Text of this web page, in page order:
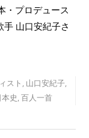
・プロデュース
山口安紀子さ
スト , 山口安紀子,
本史,百人一首